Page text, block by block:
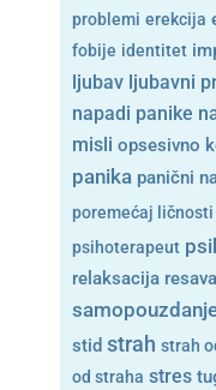
problemi erekcija
fobije identitet
ljubav ljubavni
napadi panike
misli opsesivno
panika panični
poremećaj ličnosti
psihoterapeut
relaksacija
stid strah strah
od straha stres